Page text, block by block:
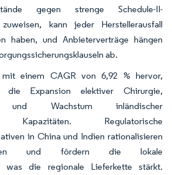
gegen strenge Schedule-II-
zuweisen, kann jeder Herstellerausfall
haben, und Anbieterverträge hängen
ab.
mit einem CAGR von 6,92 % hervor,
die Expansion elektiver Chirurgie,
und Wachstum inländischer
Kapazitäten. Regulatorische
in China und Indien rationalisieren
und fördern die lokale
was die regionale Lieferkette stärkt.